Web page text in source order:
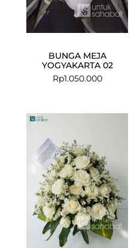
BUNGA MEJA
YOGYAKARTA 02
Rp1.050.000